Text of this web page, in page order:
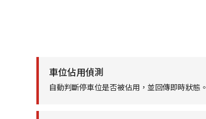
車位佔用偵測
自動判斷停車位是否被佔用，並回傳即時狀態。